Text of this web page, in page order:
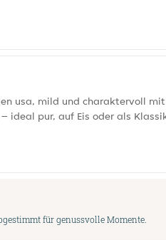
usa, mild und charaktervoll
ideal pur, auf Eis oder als
für genussvolle Momente.